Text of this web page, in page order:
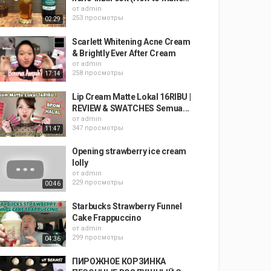
02:29
от admin
253 просмотры
17:14
Scarlett Whitening Acne Cream
& Brightly Ever After Cream
от admin
258 просмотры
11:47
Lip Cream Matte Lokal 16RIBU |
REVIEW & SWATCHES Semua...
от admin
347 просмотры
00:46
Opening strawberry ice cream
lolly
от admin
229 просмотры
04:36
Starbucks Strawberry Funnel
Cake Frappuccino
от admin
299 просмотры
ПИРОЖНОЕ КОРЗИНКА